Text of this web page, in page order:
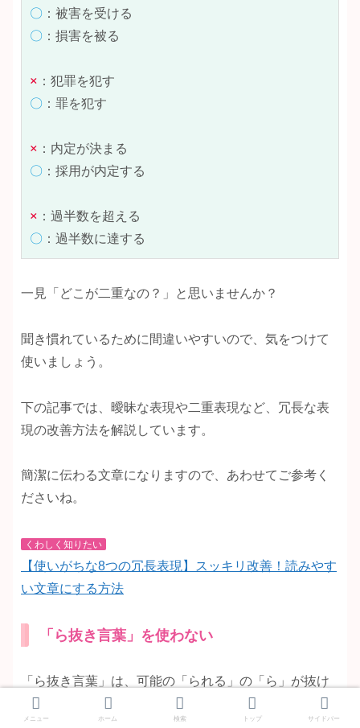
〇
〇 ：損害を被る
×
〇 ：罪を犯す
×
〇 ：採用が内定する
×
〇 ：過半数に達する
一見「どこが二重なの？」と思いませんか？
聞き慣れているために間違いやすいので、気をつけて
使いましょう。
下の記事では、曖昧な表現や二重表現など、冗長な表
現の改善方法を解説しています。
簡潔に伝わる文章になりますので、あわせてご参考く
ださいね。
くわしく知りたい
【使いがちな8つの冗長表現】スッキリ改善！読みやす
い文章にする方法
「ら抜き言葉」を使わない
「ら抜き言葉」は、可能の「られる」の「ら」が抜け
メニュー ホーム 検索 トップ サイドバー